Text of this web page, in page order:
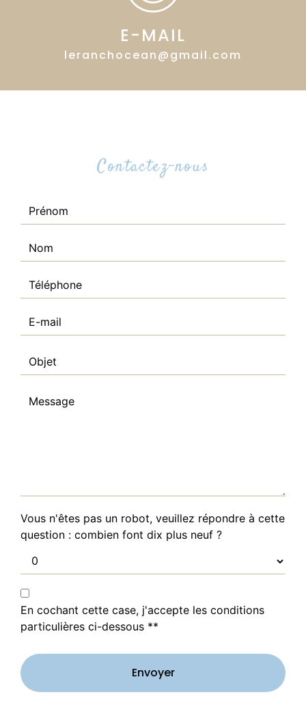
E-MAIL
leranchocean@gmail.com
Contactez-nous
Vous n'êtes pas un robot, veuillez répondre à cette
question : combien font dix plus neuf ?
En cochant cette case, j'accepte les conditions
particulières ci-dessous **
Envoyer